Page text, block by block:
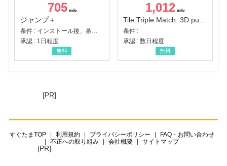
705
ジャンプ＋
承認 : 1日程度
無料
1,012
条件 :
承認 : 数日程度
無料
[PR]
すぐたまTOP 利用規約 プライバシーポリシー
FAQ・お問い合わせ
不正への取り組み
会社概要 サイトマップ
[PR]